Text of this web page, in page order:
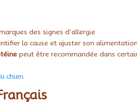
des signes d’allergie
la cause et ajuster son alimentation.
peut être recommandée dans
chien